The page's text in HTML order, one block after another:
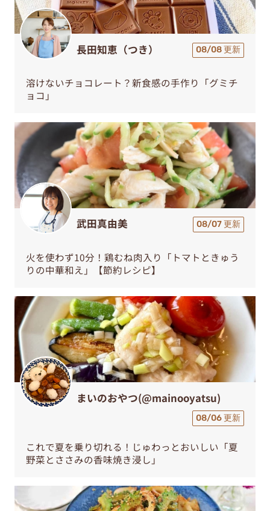
長田知恵（つき） 08/08 更新
溶けないチョコレート？新食感の手作り「グミチ
ョコ」
武田真由美 08/07 更新
火を使わず10分！鶏むね肉入り「トマトときゅう
りの中華和え」【節約レシピ】
まいのおやつ(@mainooyatsu)
08/06 更新
これで夏を乗り切れる！じゅわっとおいしい「夏
野菜とささみの香味焼き浸し」